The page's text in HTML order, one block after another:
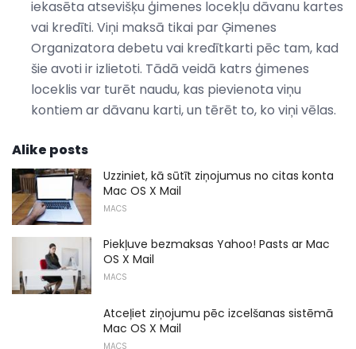
iekasēta atsevišķu ģimenes locekļu dāvanu kartes
vai kredīti. Viņi maksā tikai par Ģimenes
Organizatora debetu vai kredītkarti pēc tam, kad
šie avoti ir izlietoti. Tādā veidā katrs ģimenes
loceklis var turēt naudu, kas pievienota viņu
kontiem ar dāvanu karti, un tērēt to, ko viņi vēlas.
Alike posts
Uzziniet, kā sūtīt ziņojumus no citas konta
Mac OS X Mail
MACS
Piekļuve bezmaksas Yahoo! Pasts ar Mac
OS X Mail
MACS
Atceļiet ziņojumu pēc izcelšanas sistēmā
Mac OS X Mail
MACS